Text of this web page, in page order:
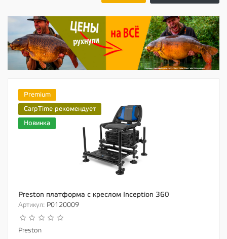
Premium
CarpTime рекомендует
Новинка
Preston платформа с креслом Inception 360
Артикул: P0120009
Preston